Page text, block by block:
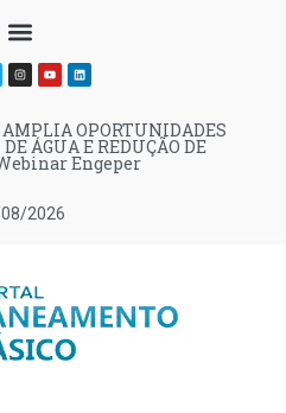
2026
OPORTUNIDADES
ÁGUA E REDUÇÃO DE
Engeper